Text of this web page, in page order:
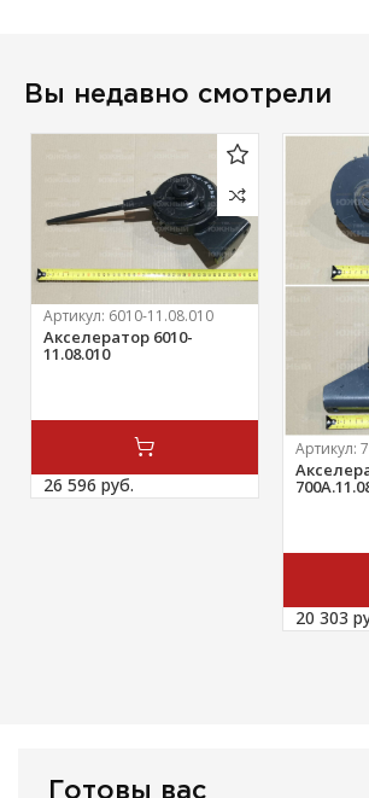
Вы недавно смотрели
Артикул: 6010-11.08.010
Акселератор 6010-
11.08.010
26 596 руб.
Артикул:
20 303
Готовы вас